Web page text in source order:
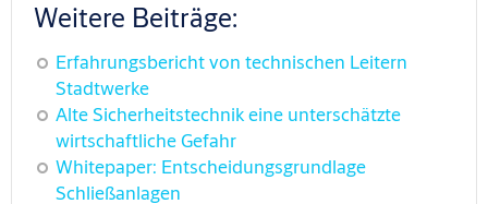
Weitere Beiträge:
Erfahrungsbericht von technischen Leitern
Stadtwerke
Alte Sicherheitstechnik eine unterschätzte
wirtschaftliche Gefahr
Whitepaper: Entscheidungsgrundlage
Schließanlagen